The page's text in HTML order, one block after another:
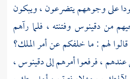
على وجوههم يتضرعون ، ويبكون
من دقينوس وفتنته ، فلما رآهم
لهم : ما خلفكم عن أمر الملك؟
، فرفعوا أمرهم إلىدقينوس ،